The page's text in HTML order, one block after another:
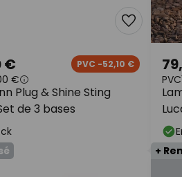
Plug & Shine Sting
de 3 bases
€ PVC -52,10 €
€ PVC
+